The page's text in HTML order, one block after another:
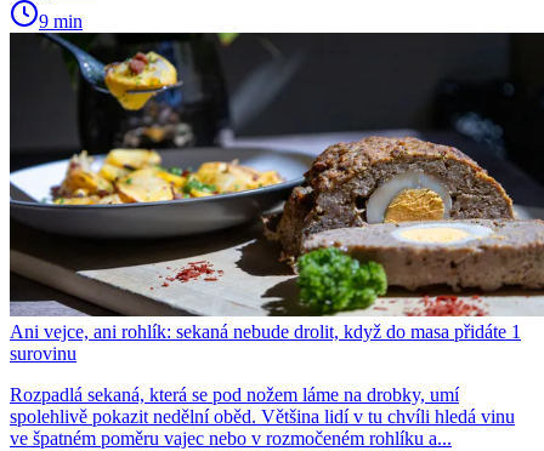
9 min
Ani vejce, ani rohlík: sekaná nebude drolit, když do masa přidáte 1
surovinu
Rozpadlá sekaná, která se pod nožem láme na drobky, umí
spolehlivě pokazit nedělní oběd. Většina lidí v tu chvíli hledá vinu
ve špatném poměru vajec nebo v rozmočeném rohlíku a...